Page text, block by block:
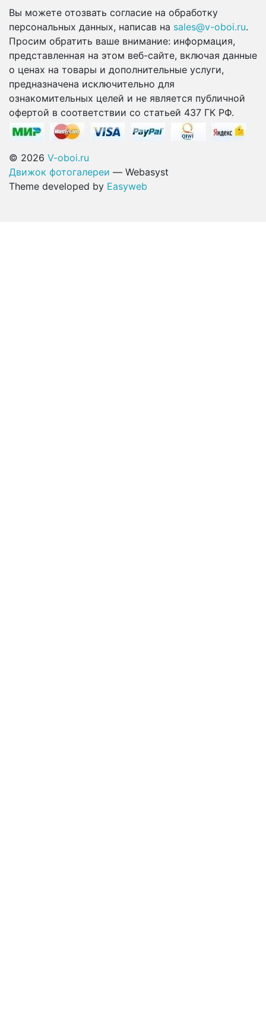
Вы можете отозвать согласие на обработку
персональных данных, написав на sales@v-oboi.ru.
Просим обратить ваше внимание: информация,
представленная на этом веб-сайте, включая данные
о ценах на товары и дополнительные услуги,
предназначена исключительно для
ознакомительных целей и не является публичной
офертой в соответствии со статьей 437 ГК РФ.
© 2026 V-oboi.ru
Движок фотогалереи — Webasyst
Theme developed by Easyweb